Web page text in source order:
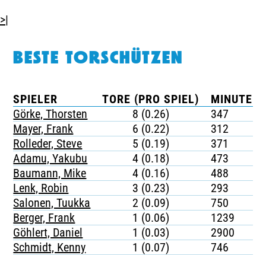
>|
BESTE TORSCHÜTZEN
SPIELER TORE (PRO SPIEL)
MINUTEN
Görke, Thorsten
8 (0.26)
347
Mayer, Frank
6 (0.22)
312
Rolleder, Steve
5 (0.19)
371
Adamu, Yakubu
4 (0.18)
473
Baumann, Mike
4 (0.16)
488
Lenk, Robin
3 (0.23)
293
Salonen, Tuukka
2 (0.09)
750
Berger, Frank
1 (0.06)
1239
Göhlert, Daniel
1 (0.03)
2900
Schmidt, Kenny
1 (0.07) 746